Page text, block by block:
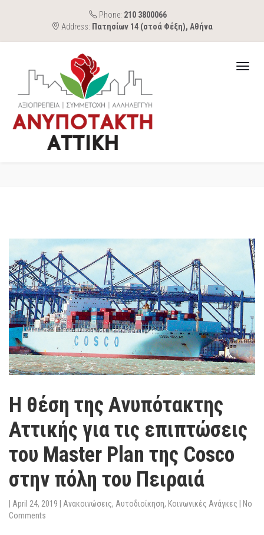
Phone: 210 3800066
Address: Πατησίων 14 (στοά Φέξη), Αθήνα
Η θέση της Ανυπότακτης
Αττικής για τις επιπτώσεις
του Master Plan της Cosco
στην πόλη του Πειραιά
April 24, 2019 Ανακοινώσεις, Αυτοδιοίκηση, Κοινωνικές Ανάγκες
No
Comments